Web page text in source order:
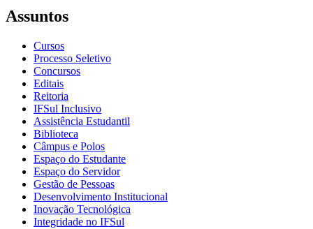
Assuntos
Cursos
Processo Seletivo
Concursos
Editais
Reitoria
IFSul Inclusivo
Assistência Estudantil
Biblioteca
Câmpus e Polos
Espaço do Estudante
Espaço do Servidor
Gestão de Pessoas
Desenvolvimento Institucional
Inovação Tecnológica
Integridade no IFSul